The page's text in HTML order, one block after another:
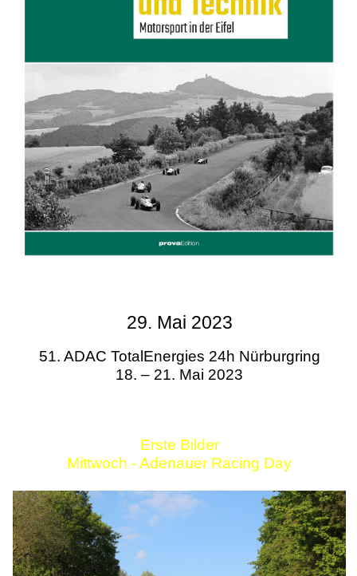
29. Mai 2023
51. ADAC TotalEnergies 24h Nürburgring
18. – 21. Mai 2023
Erste Bilder
Mittwoch - Adenauer Racing Day